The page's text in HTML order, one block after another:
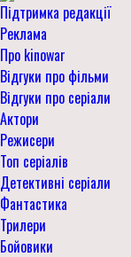
Підтримка редакції
Реклама
Про kinowar
Відгуки про фільми
Відгуки про серіали
Актори
Режисери
Топ серіалів
Детективні серіали
Фантастика
Трилери
Бойовики